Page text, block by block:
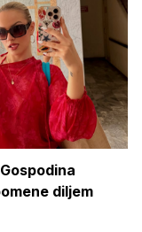
diljem